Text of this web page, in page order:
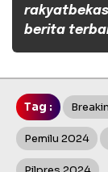
berita
Tag :
Pemilu 2024